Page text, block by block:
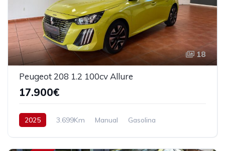
18
Peugeot 208 1.2 100cv Allure
17.900€
2025 3.699Km Manual
Gasolina